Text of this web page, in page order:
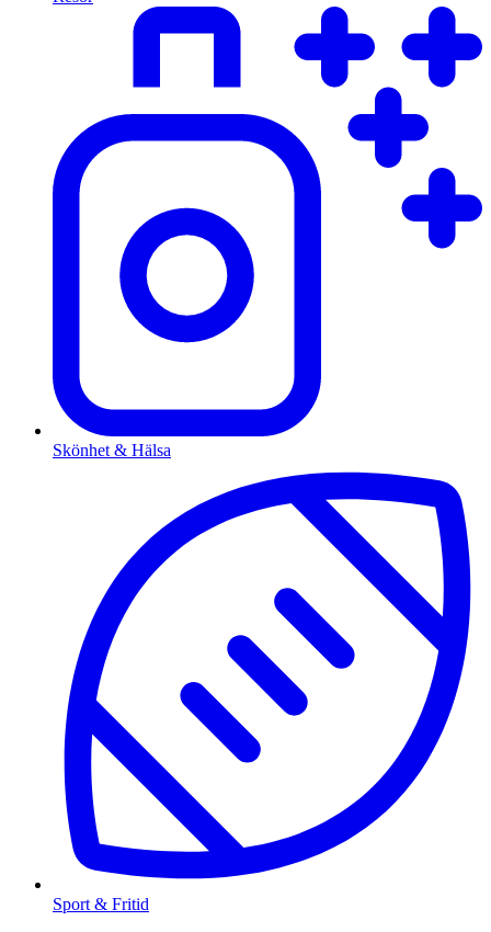
Skönhet & Hälsa
Sport & Fritid